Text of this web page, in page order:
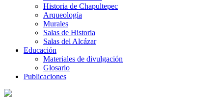
Historia de Chapultepec
Arqueología
Murales
Salas de Historia
Salas del Alcázar
Educación
Materiales de divulgación
Glosario
Publicaciones